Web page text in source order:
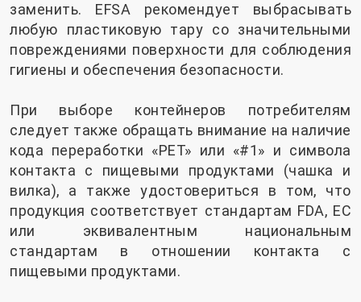
заменить. EFSA рекомендует выбрасывать
любую пластиковую тару со значительными
повреждениями поверхности для соблюдения
гигиены и обеспечения безопасности.
При выборе контейнеров потребителям
следует также обращать внимание на наличие
кода переработки «PET» или «#1» и символа
контакта с пищевыми продуктами (чашка и
вилка), а также удостовериться в том, что
продукция соответствует стандартам FDA, ЕС
или эквивалентным национальным
стандартам в отношении контакта с
пищевыми продуктами.